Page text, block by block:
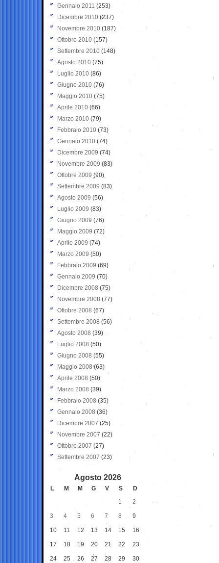
Gennaio 2011 (253)
Dicembre 2010 (237)
Novembre 2010 (187)
Ottobre 2010 (157)
Settembre 2010 (148)
Agosto 2010 (75)
Luglio 2010 (86)
Giugno 2010 (76)
Maggio 2010 (75)
Aprile 2010 (66)
Marzo 2010 (79)
Febbraio 2010 (73)
Gennaio 2010 (74)
Dicembre 2009 (74)
Novembre 2009 (83)
Ottobre 2009 (90)
Settembre 2009 (83)
Agosto 2009 (56)
Luglio 2009 (83)
Giugno 2009 (76)
Maggio 2009 (72)
Aprile 2009 (74)
Marzo 2009 (50)
Febbraio 2009 (69)
Gennaio 2009 (70)
Dicembre 2008 (75)
Novembre 2008 (77)
Ottobre 2008 (67)
Settembre 2008 (56)
Agosto 2008 (39)
Luglio 2008 (50)
Giugno 2008 (55)
Maggio 2008(63)
Aprile 2008 (50)
Marzo 2008 (39)
Febbraio 2008 (35)
Gennaio 2008 (36)
Dicembre 2007 (25)
Novembre 2007 (22)
Ottobre 2007 (27)
Settembre 2007 (23)
Agosto 2026
L M M G V S
D
1
2
3 4 5 6 7 8 9
10 11 12 13 14 15 16
17 18 19 20 21 22 23
24 25 26 27 28 29 30